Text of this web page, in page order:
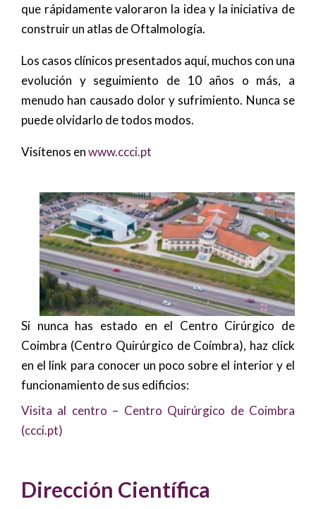
que rápidamente valoraron la idea y la iniciativa de
construir un atlas de Oftalmología.
Los casos clínicos presentados aquí, muchos con una
evolución y seguimiento de 10 años o más, a
menudo han causado dolor y sufrimiento. Nunca se
puede olvidarlo de todos modos.
Visítenos enwww.ccci.pt
Si nunca has estado en el Centro Cirúrgico de
Coimbra (Centro Quirúrgico de Coímbra), haz click
en el link para conocer un poco sobre el interior y el
funcionamiento de sus edificios:
Visita al centro – Centro Quirúrgico de Coimbra
(ccci.pt)
Dirección Científica